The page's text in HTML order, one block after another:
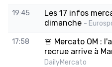
19:45
Les 17 infos
dimanche -
17:58
🚨 Mercato OM :
recrue arrive à
DailyMercato